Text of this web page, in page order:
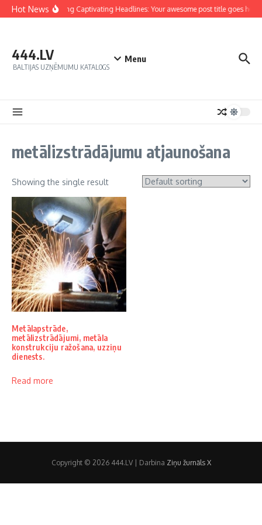
Hot NewsCrafting Captivating Headlines: Your awesome post title goes here
444.LV
BALTIJAS UZŅĒMUMU KATALOGS
Menu
metālizstrādājumu atjaunošana
Showing the single result
Metālapstrāde,
metālizstrādājumi, metāla
konstrukciju ražošana, uzziņu
dienests.
Read more
Copyright © 2026 444.LV | Darbina Ziņu žurnāls X